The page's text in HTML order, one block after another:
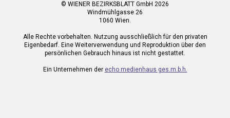
© WIENER BEZIRKSBLATT GmbH 2026
Windmühlgasse 26
1060 Wien.
Alle Rechte vorbehalten. Nutzung ausschließlich für den privaten
Eigenbedarf. Eine Weiterverwendung und Reproduktion über den
persönlichen Gebrauch hinaus ist nicht gestattet.
Ein Unternehmen der echo medienhaus ges.m.b.h.